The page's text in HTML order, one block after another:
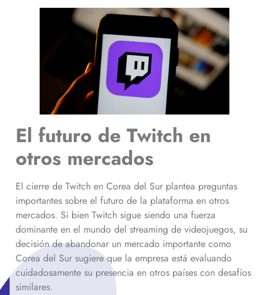
El futuro de Twitch en
otros mercados
El cierre de Twitch en Corea del Sur plantea preguntas
importantes sobre el futuro de la plataforma en otros
mercados. Si bien Twitch sigue siendo una fuerza
dominante en el mundo del streaming de videojuegos, su
decisión de abandonar un mercado importante como
Corea del Sur sugiere que la empresa está evaluando
cuidadosamente su presencia en otros países con desafíos
similares.